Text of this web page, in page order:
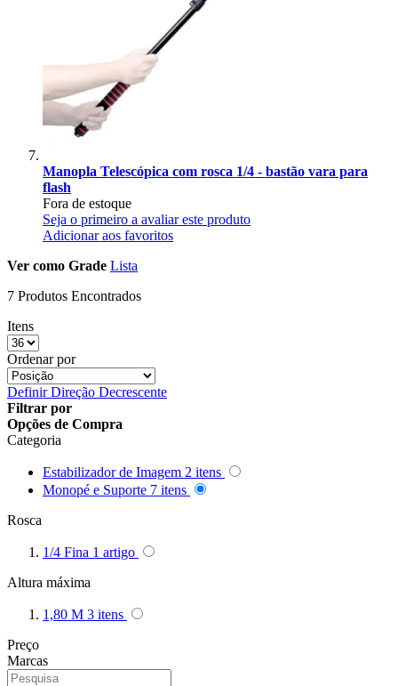
Manopla Telescópica com rosca 1/4 - bastão vara para
flash
Fora de estoque
Seja o primeiro a avaliar este produto
Adicionar aos favoritos
Ver como Grade Lista
7 Produtos Encontrados
Itens
Ordenar por
Definir Direção Decrescente
Filtrar por
Opções de Compra
Categoria
Estabilizador de Imagem 2 itens
Monopé e Suporte 7 itens
Rosca
1/4 Fina 1 artigo
Altura máxima
1,80 M 3 itens
Preço
Marcas